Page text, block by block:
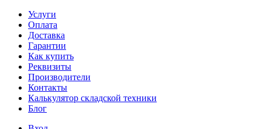
Услуги
Оплата
Доставка
Гарантии
Как купить
Реквизиты
Производители
Контакты
Калькулятор складской техники
Блог